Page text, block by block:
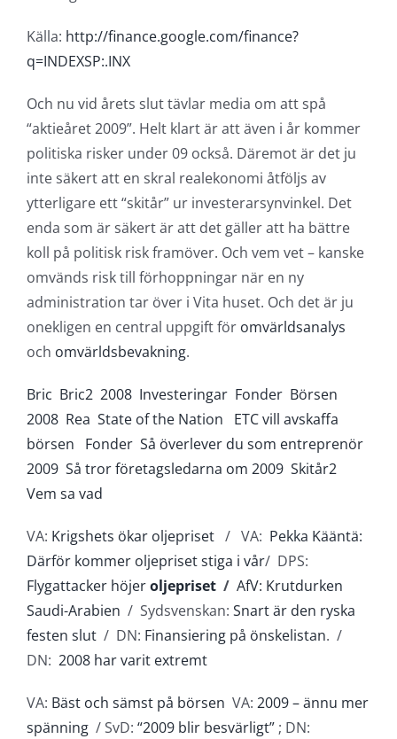
Källa: http://finance.google.com/finance?
q=INDEXSP:.INX
Och nu vid årets slut tävlar media om att spå
“aktieåret 2009”. Helt klart är att även i år kommer
politiska risker under 09 också. Däremot är det ju
inte säkert att en skral realekonomi åtföljs av
ytterligare ett “skitår” ur investerarsynvinkel. Det
enda som är säkert är att det gäller att ha bättre
koll på politisk risk framöver. Och vem vet – kanske
omvänds risk till förhoppningar när en ny
administration tar över i Vita huset. Och det är ju
onekligen en central uppgift för omvärldsanalys
och omvärldsbevakning.
Bric Bric2 2008 Investeringar Fonder Börsen
2008 Rea State of the Nation
ETC vill avskaffa
börsen
Fonder Så överlever du som entreprenör
2009 Så tror företagsledarna om 2009 Skitår2
Vem sa vad
VA: Krigshets ökar oljepriset / VA: Pekka Kääntä:
Därför kommer oljepriset stiga i vår/ DPS:
Flygattacker höjeroljepriset / AfV: Krutdurken
Saudi-Arabien / Sydsvenskan: Snart är den ryska
festen slut / DN: Finansiering på önskelistan. /
DN: 2008 har varit extremt
VA: Bäst och sämst på börsen VA: 2009 – ännu mer
spänning / SvD: “2009 blir besvärligt” ; DN: